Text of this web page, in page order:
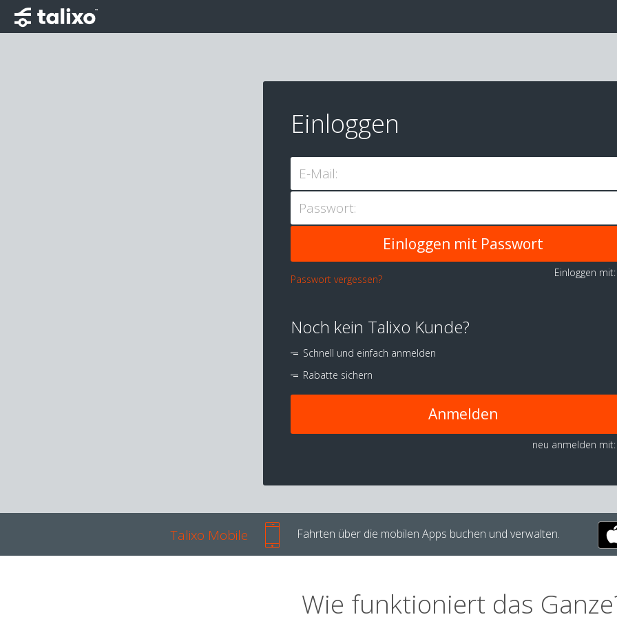
Einloggen
E-Mail:
Passwort:
Passwort vergessen?
Einloggen
Noch kein Talixo Kunde?
Schnell und einfach anmelden
Rabatte sichern
Anmelden
neu anmelden mit:
Talixo Mobile Fahrten über die mobilen Apps buchen und verwalten.
Wie funktioniert das